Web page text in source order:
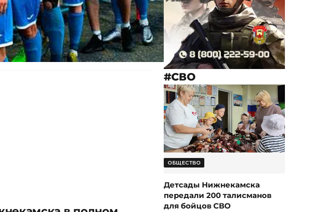
#СВО
ОБЩЕСТВО
Детсады Нижнекамска
передали 200 талисманов
для бойцов СВО